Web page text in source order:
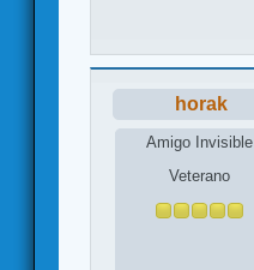
horak
Amigo Invisible
Veterano